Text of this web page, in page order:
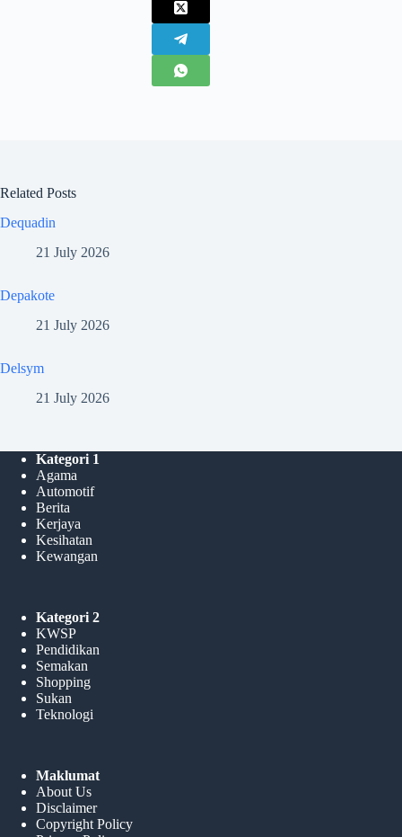
Related Posts
Dequadin
21 July 2026
Depakote
21 July 2026
Delsym
21 July 2026
Kategori 1
Agama
Automotif
Berita
Kerjaya
Kesihatan
Kewangan
Kategori 2
KWSP
Pendidikan
Semakan
Shopping
Sukan
Teknologi
Maklumat
About Us
Disclaimer
Copyright Policy